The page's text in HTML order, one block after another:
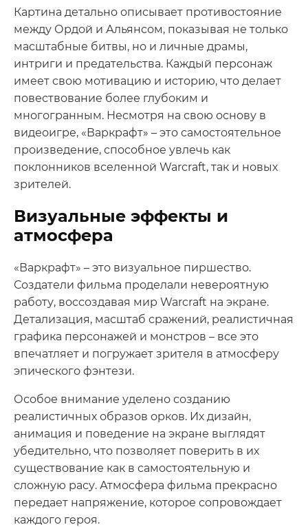
Картина детально описывает противостояние
между Ордой и Альянсом, показывая не только
масштабные битвы, но и личные драмы,
интриги и предательства. Каждый персонаж
имеет свою мотивацию и историю, что делает
повествование более глубоким и
многогранным. Несмотря на свою основу в
видеоигре, «Варкрафт» – это самостоятельное
произведение, способное увлечь как
поклонников вселенной Warcraft, так и новых
зрителей.
Визуальные эффекты и
атмосфера
«Варкрафт» – это визуальное пиршество.
Создатели фильма проделали невероятную
работу, воссоздавая мир Warcraft на экране.
Детализация, масштаб сражений, реалистичная
графика персонажей и монстров – все это
впечатляет и погружает зрителя в атмосферу
эпического фэнтези.
Особое внимание уделено созданию
реалистичных образов орков. Их дизайн,
анимация и поведение на экране выглядят
убедительно, что позволяет поверить в их
существование как в самостоятельную и
сложную расу. Атмосфера фильма прекрасно
передает напряжение, которое сопровождает
каждого героя.